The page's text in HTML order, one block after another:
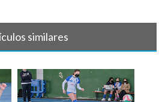
similares